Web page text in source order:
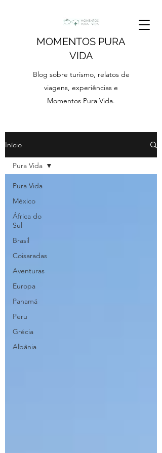
MOMENTOS PURA
VIDA
Blog sobre turismo, relatos de
viagens, experiências e
Momentos Pura Vida.
Início
Pura Vida
México
África do
Sul
Brasil
Coisaradas
Aventuras
Europa
Panamá
Peru
Grécia
Albânia
Pura Vida